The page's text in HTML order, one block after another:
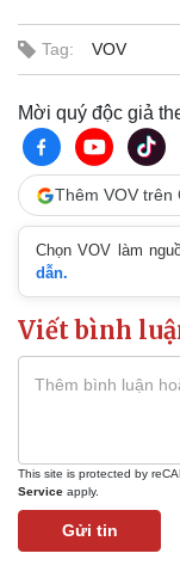
Tag: VOV
Mời quý độc giả
Thêm VOV trên
Chọn VOV làm
dẫn.
Viết bình
This site is protected by
Service apply.
Gửi tin